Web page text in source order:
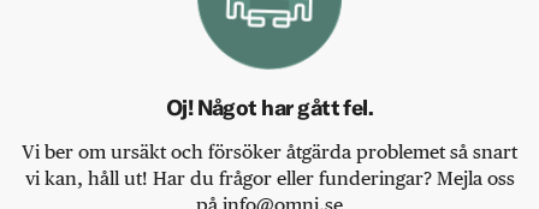
Oj! Något har gått fel.
Vi ber om ursäkt och försöker åtgärda problemet så snart
vi kan, håll ut! Har du frågor eller funderingar? Mejla oss